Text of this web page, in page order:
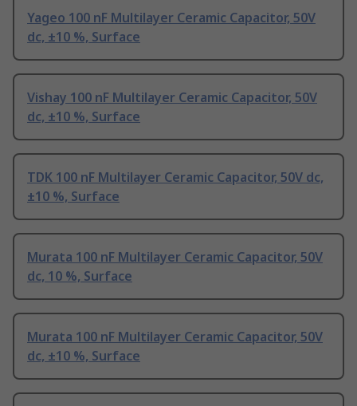
Yageo 100 nF Multilayer Ceramic Capacitor, 50V
dc, ±10 %, Surface
Vishay 100 nF Multilayer Ceramic Capacitor, 50V
dc, ±10 %, Surface
TDK 100 nF Multilayer Ceramic Capacitor, 50V dc,
±10 %, Surface
Murata 100 nF Multilayer Ceramic Capacitor, 50V
dc, 10 %, Surface
Murata 100 nF Multilayer Ceramic Capacitor, 50V
dc, ±10 %, Surface